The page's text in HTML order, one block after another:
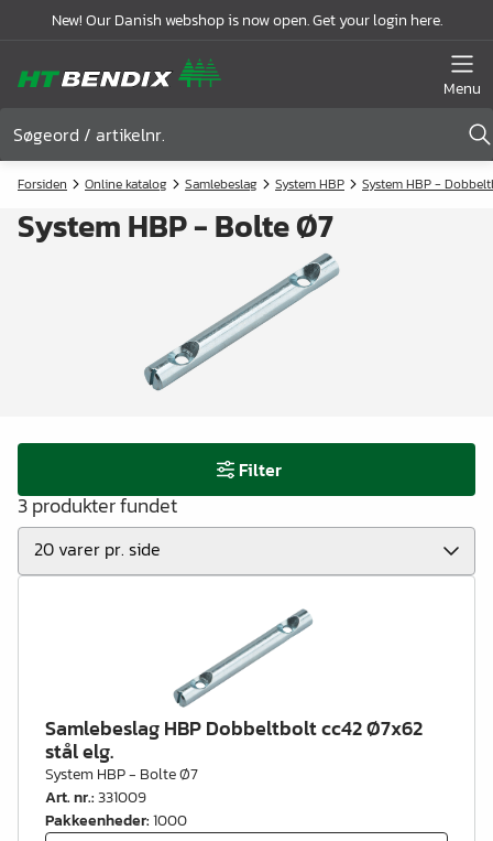
New! Our Danish webshop is now open. Get your login here.
Menu
Forsiden Online katalog Samlebeslag System HBP System HBP -
System HBP - Bolte Ø7
Filter
3 produkter fundet
Samlebeslag HBP Dobbeltbolt cc42 Ø7x62
stål elg.
System HBP - Bolte Ø7
Art. nr.:331009
Pakkeenheder:1000